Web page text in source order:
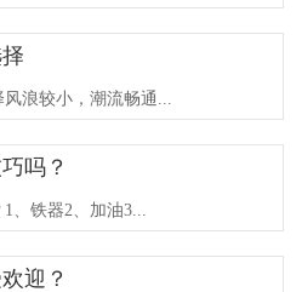
浪较小，潮流畅通...
吗？
、铁器2、加油3...
迎？